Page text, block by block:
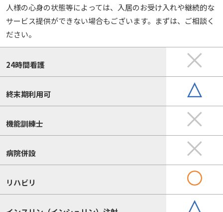
人様の心身の状態等によっては、入居のお受け入れや継続的な
サービス提供ができない場合もございます。まずは、ご相談く
ださい。
24時間看護
終末期利用可
機能訓練士
病院併設
リハビリ